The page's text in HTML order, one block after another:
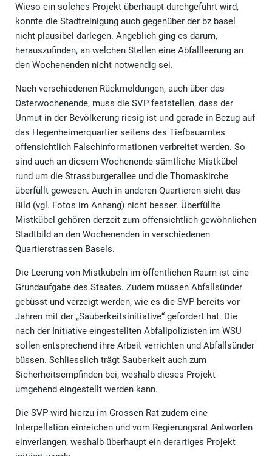
Wieso ein solches Projekt überhaupt durchgeführt wird,
konnte die Stadtreinigung auch gegenüber der bz basel
nicht plausibel darlegen. Angeblich ging es darum,
herauszufinden, an welchen Stellen eine Abfallleerung an
den Wochenenden nicht notwendig sei.
Nach verschiedenen Rückmeldungen, auch über das
Osterwochenende, muss die SVP feststellen, dass der
Unmut in der Bevölkerung riesig ist und gerade in Bezug auf
das Hegenheimerquartier seitens des Tiefbauamtes
offensichtlich Falschinformationen verbreitet werden. So
sind auch an diesem Wochenende sämtliche Mistkübel
rund um die Strassburgerallee und die Thomaskirche
überfüllt gewesen. Auch in anderen Quartieren sieht das
Bild (vgl. Fotos im Anhang) nicht besser. Überfüllte
Mistkübel gehören derzeit zum offensichtlich gewöhnlichen
Stadtbild an den Wochenenden in verschiedenen
Quartierstrassen Basels.
Die Leerung von Mistkübeln im öffentlichen Raum ist eine
Grundaufgabe des Staates. Zudem müssen Abfallsünder
gebüsst und verzeigt werden, wie es die SVP bereits vor
Jahren mit der „Sauberkeitsinitiative“ gefordert hat. Die
nach der Initiative eingestellten Abfallpolizisten im WSU
sollen entsprechend ihre Arbeit verrichten und Abfallsünder
büssen. Schliesslich trägt Sauberkeit auch zum
Sicherheitsempfinden bei, weshalb dieses Projekt
umgehend eingestellt werden kann.
Die SVP wird hierzu im Grossen Rat zudem eine
Interpellation einreichen und vom Regierungsrat Antworten
einverlangen, weshalb überhaupt ein derartiges Projekt